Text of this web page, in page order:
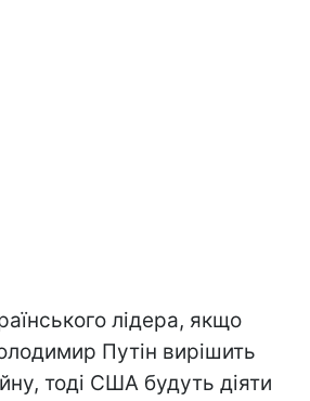
лідера, якщо
Путін вирішить
тоді США будуть діяти